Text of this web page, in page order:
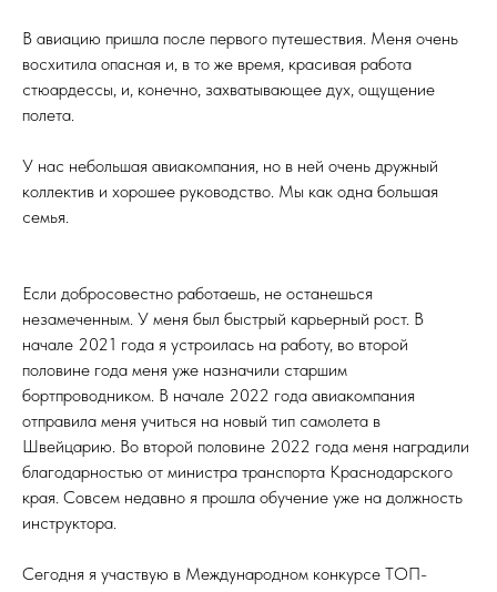
В авиацию пришла после первого путешествия. Меня очень
восхитила опасная и, в то же время, красивая работа
стюардессы, и, конечно, захватывающее дух, ощущение
полета.
У нас небольшая авиакомпания, но в ней очень дружный
коллектив и хорошее руководство. Мы как одна большая
семья.
Если добросовестно работаешь, не останешься
незамеченным. У меня был быстрый карьерный рост. В
начале 2021 года я устроилась на работу, во второй
половине года меня уже назначили старшим
бортпроводником. В начале 2022 года авиакомпания
отправила меня учиться на новый тип самолета в
Швейцарию. Во второй половине 2022 года меня наградили
благодарностью от министра транспорта Краснодарского
края. Совсем недавно я прошла обучение уже на должность
инструктора.
Сегодня я участвую в Международном конкурсе ТОП-